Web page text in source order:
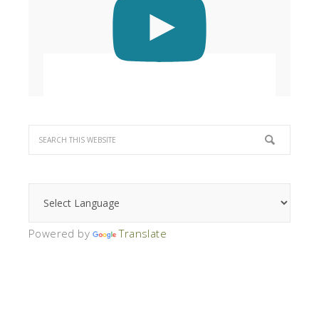
Powered by Translate